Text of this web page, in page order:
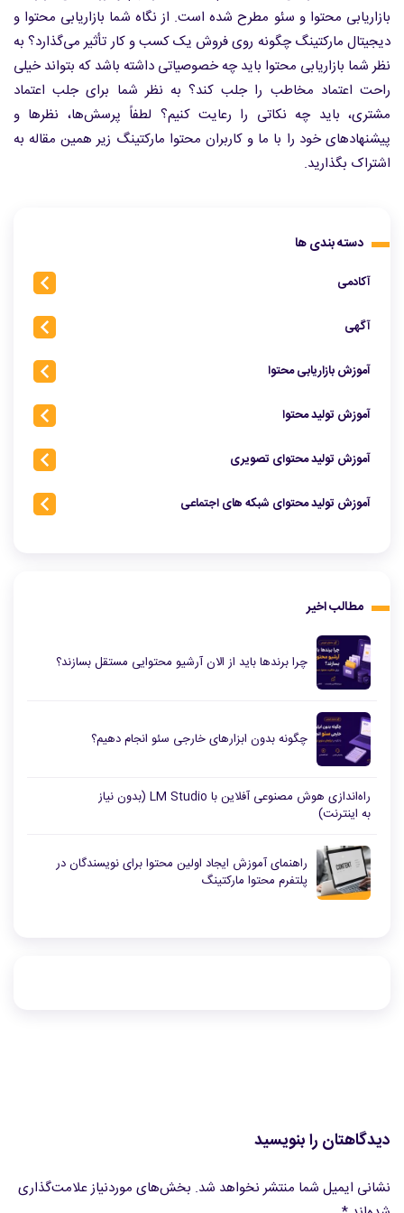
بازاریابی محتوا و سئو مطرح شده است. از نگاه شما بازاریابی محتوا و
دیجیتال مارکتینگ چگونه روی فروش یک کسب و کار تأثیر می‌گذارد؟ به
نظر شما بازاریابی محتوا باید چه خصوصیاتی داشته باشد که بتواند خیلی
راحت اعتماد مخاطب را جلب کند؟ به نظر شما برای جلب اعتماد
مشتری، باید چه نکاتی را رعایت کنیم؟ لطفاً پرسش‌ها، نظرها و
پیشنهادهای خود را با ما و کاربران محتوا مارکتینگ زیر همین مقاله به
اشتراک بگذارید.
دسته بندی ها
آکادمی
آگهی
آموزش بازاریابی محتوا
آموزش تولید محتوا
آموزش تولید محتوای تصویری
آموزش تولید محتوای شبکه‌ های اجتماعی
مطالب اخیر
چرا برندها باید از الان آرشیو محتوایی مستقل بسازند؟
چگونه بدون ابزارهای خارجی سئو انجام دهیم؟
راه‌اندازی هوش مصنوعی آفلاین با LM Studio (بدون نیاز
به اینترنت)
راهنمای آموزش ایجاد اولین محتوا برای نویسندگان در
پلتفرم محتوا مارکتینگ
دیدگاهتان را بنویسید
نشانی ایمیل شما منتشر نخواهد شد. بخش‌های موردنیاز علامت‌گذاری